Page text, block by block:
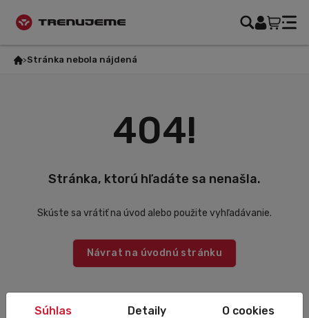
Stránka nebola nájdená
404!
Stránka, ktorú hľadáte sa nenašla.
Skúste sa vrátiť na úvod alebo použite vyhľadávanie.
Návrat na úvodnú stránku
Súhlas Detaily O cookies